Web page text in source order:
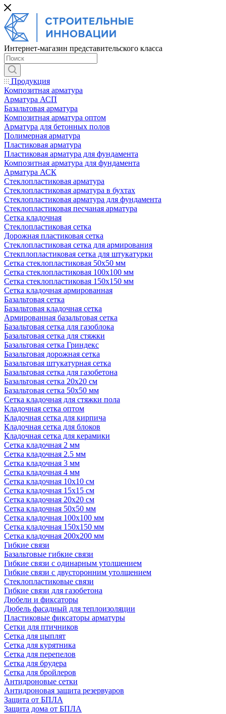
Интернет-магазин представительского класса
Продукция
Композитная арматура
Арматура АСП
Базальтовая арматура
Композитная арматура оптом
Арматура для бетонных полов
Полимерная арматура
Пластиковая арматура
Пластиковая арматура для фундамента
Композитная арматура для фундамента
Арматура АСК
Cтеклопластиковая арматура
Стеклопластиковая арматура в бухтах
Стеклопластиковая арматура для фундамента
Стеклопластиковая песчаная арматура
Сетка кладочная
Стеклопластиковая сетка
Дорожная пластиковая сетка
Стеклопластиковая сетка для армирования
Стекплопластиковая сетка для штукатурки
Сетка стеклопластиковая 50x50 мм
Сетка стеклопластиковая 100x100 мм
Сетка стеклопластиковая 150x150 мм
Сетка кладочная армированная
Базальтовая сетка
Базальтовая кладочная сетка
Армированная базальтовая сетка
Базальтовая сетка для газоблока
Базальтовая сетка для стяжки
Базальтовая сетка Гриндекс
Базальтовая дорожная сетка
Базальтовая штукатурная сетка
Базальтовая сетка для газобетона
Базальтовая сетка 20x20 см
Базальтовая сетка 50x50 мм
Сетка кладочная для стяжки пола
Кладочная сетка оптом
Кладочная сетка для кирпича
Кладочная сетка для блоков
Кладочная сетка для керамики
Сетка кладочная 2 мм
Сетка кладочная 2.5 мм
Сетка кладочная 3 мм
Сетка кладочная 4 мм
Сетка кладочная 10x10 см
Сетка кладочная 15x15 см
Сетка кладочная 20x20 см
Сетка кладочная 50x50 мм
Сетка кладочная 100x100 мм
Сетка кладочная 150x150 мм
Сетка кладочная 200x200 мм
Гибкие связи
Базальтовые гибкие связи
Гибкие связи с одинарным утолщением
Гибкие связи с двусторонним утолщением
Стеклопластиковые связи
Гибкие связи для газобетона
Дюбели и фиксаторы
Дюбель фасадный для теплоизоляции
Пластиковые фиксаторы арматуры
Сетки для птичников
Сетка для цыплят
Сетка для курятника
Сетка для перепелов
Сетка для брудера
Сетка для бройлеров
Антидроновые сетки
Антидроновая защита резервуаров
Защита от БПЛА
Защита дома от БПЛА